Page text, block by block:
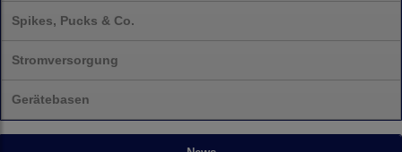
Spikes, Pucks & Co.
Stromversorgung
Gerätebasen